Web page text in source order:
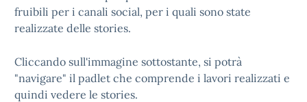
fruibili per i canali social, per i quali sono state
realizzate delle stories.
Cliccando sull'immagine sottostante, si potrà
"navigare" il padlet che comprende i lavori realizzati e
quindi vedere le stories.